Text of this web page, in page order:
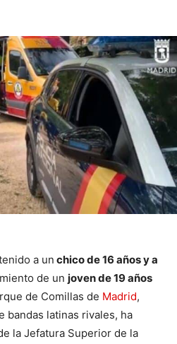
a un chico de 16 años y a
de un joven de 19 años
de Comillas de Madrid,
bandas latinas rivales, ha
la Jefatura Superior de la